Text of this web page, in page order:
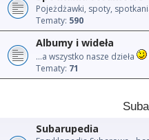
Pojeżdżawki, spoty,
Tematy: 590
Albumy i wideła
...a wszystko nasze dzieła
Tematy: 71
Subarupedia